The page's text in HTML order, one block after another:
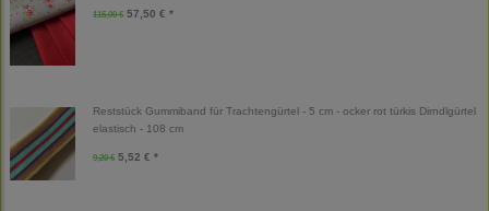
115,00 € 57,50 € *
Reststück Gummiband für Trachtengürtel - 5 cm - ocker rot türkis Dirndlgürtel
elastisch - 108 cm
9,20 € 5,52 € *